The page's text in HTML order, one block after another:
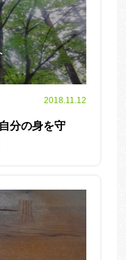
2018.11.12
分の身を守